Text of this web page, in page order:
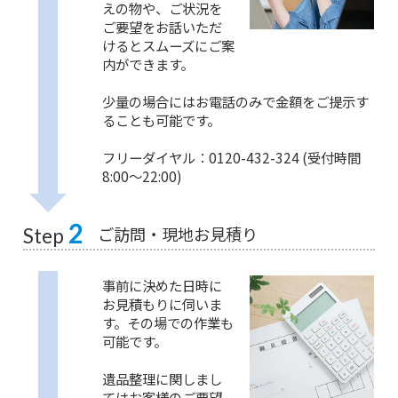
えの物や、ご状況を
ご要望をお話いただ
けるとスムーズにご案
内ができます。
少量の場合にはお電話のみで金額をご提示す
ることも可能です。
フリーダイヤル：0120-432-324 (受付時間
8:00〜22:00)
Step 2 ご訪問・現地お見積り
事前に決めた日時に
お見積もりに伺いま
す。その場での作業も
可能です。
遺品整理に関しまし